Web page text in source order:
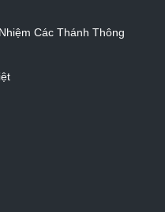
Các Thánh Thông